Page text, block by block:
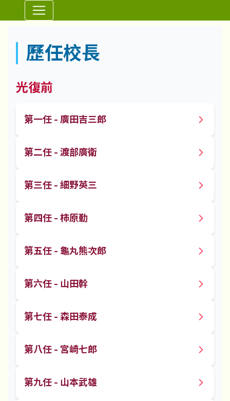
⏸
歷任校長
光復前
第一任 - 廣田吉三郎
第二任 - 渡部廣衛
第三任 - 細野英三
第四任 - 柿原勤
第五任 - 龜丸熊次郎
第六任 - 山田幹
第七任 - 森田泰成
第八任 - 宮崎七郎
第九任 - 山本武雄